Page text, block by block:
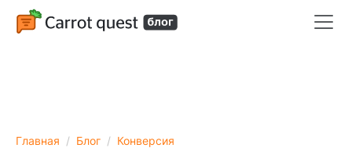
Главная Блог Конверсия